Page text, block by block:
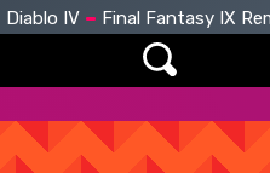
Diablo IV Final Fantasy IX